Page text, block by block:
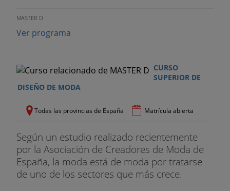
MASTER D
Ver programa
CURSO
SUPERIOR DE
DISEÑO DE MODA
Todas las provincias de España Matrícula abierta
Según un estudio realizado recientemente
por la Asociación de Creadores de Moda de
España, la moda está de moda por tratarse
de uno de los sectores que más crece.